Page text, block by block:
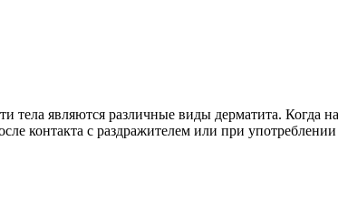
являются различные виды дерматита. Когда
контакта с раздражителем или при